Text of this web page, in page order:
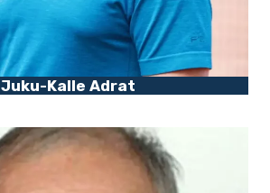
Juku-Kalle Adrat